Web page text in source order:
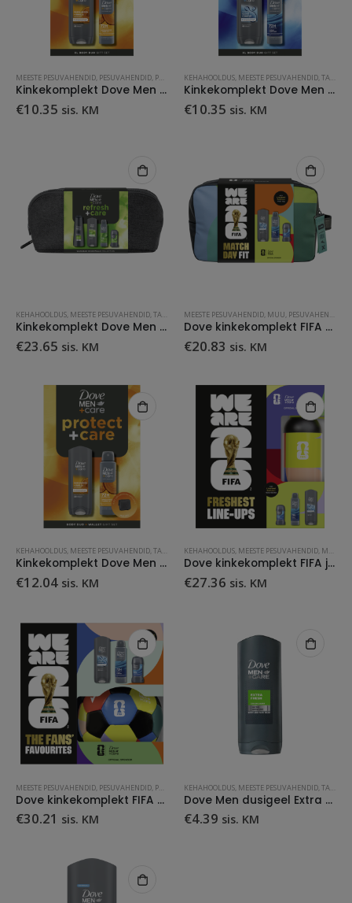
MEESTE PESUVAHENDID, PESUVAHENDID, PUHASTUSVAHENDID ,TARBEKAUP
Kinkekomplekt Dove Men Protect+Care
€10.35 sis. KM
KEHAHOOLDUS, MEESTE PESUVAHENDID,TARBEKAUP
Kinkekomplekt Dove Men Cleanse
€10.35 sis. KM
KEHAHOOLDUS, MEESTE PESUVAHENDID,TARBEKAUP
Kinkekomplekt Dove Men Refresh+ Care
€23.65 sis. KM
MEESTE PESUVAHENDID, MUU, PESUVAHENDID
Dove kinkekomplekt FIFA Match Day Fit
€20.83 sis. KM
KEHAHOOLDUS, MEESTE PESUVAHENDID,TARBEKAUP
Kinkekomplekt Dove Men Protect+ rahakott
€12.04 sis. KM
KEHAHOOLDUS, MEESTE PESUVAHENDID, MUU
Dove kinkekomplekt FIFA joogipudeliga
€27.36 sis. KM
MEESTE PESUVAHENDID PESUVAHENDID PUHASTUSVAHENDID , TARBEKAUP
Dove kinkekomplekt FIFA pall+pump
€30.21 sis. KM
KEHAHOOLDUS MEESTE PESUVAHENDID TARBEKAUP
Dove Men dusigeel Extra Fresh 250 ml
€4.39 sis. KM